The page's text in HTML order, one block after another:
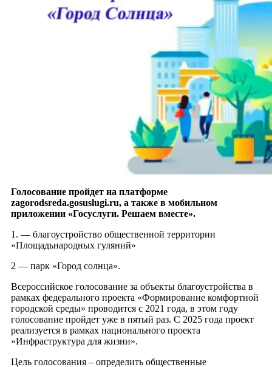
Голосование пройдет на платформе
zagorodsreda.gosuslugi.ru, а также в мобильном
приложении «Госуслуги. Решаем вместе».
1. — благоустройство общественной территории
«Площадьнародных гуляний»
2 — парк «Город солнца».
Всероссийское голосование за объекты благоустройства в
рамках федерального проекта «Формирование комфортной
городской среды» проводится с 2021 года, в этом году
голосование пройдет уже в пятый раз. С 2025 года проект
реализуется в рамках национального проекта
«Инфраструктура для жизни».
Цель голосования – определить общественные